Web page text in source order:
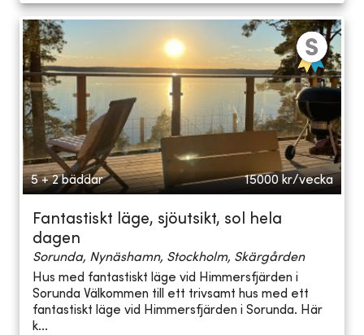
5 + 2 bäddar 15000 kr/vecka
Fantastiskt läge, sjöutsikt, sol hela
dagen
Sorunda, Nynäshamn, Stockholm, Skärgården
Hus med fantastiskt läge vid Himmersfjärden i
Sorunda Välkommen till ett trivsamt hus med ett
fantastiskt läge vid Himmersfjärden i Sorunda. Här
k...